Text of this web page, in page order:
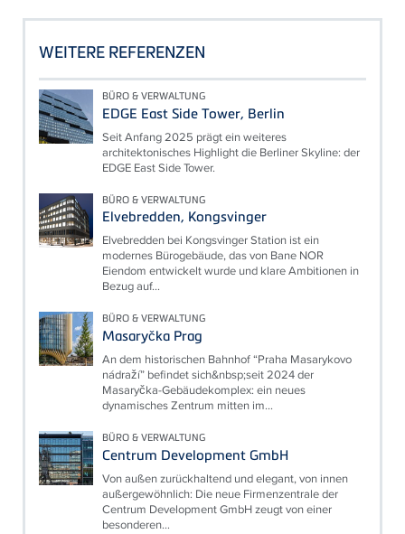
WEITERE REFERENZEN
BÜRO & VERWALTUNG
EDGE East Side Tower, Berlin
Seit Anfang 2025 prägt ein weiteres
architektonisches Highlight die Berliner Skyline: der
EDGE East Side Tower.
BÜRO & VERWALTUNG
Elvebredden, Kongsvinger
Elvebredden bei Kongsvinger Station ist ein
modernes Bürogebäude, das von Bane NOR
Eiendom entwickelt wurde und klare Ambitionen in
Bezug auf...
BÜRO & VERWALTUNG
Masaryčka Prag
An dem historischen Bahnhof “Praha Masarykovo
nádraží” befindet sich&nbsp;seit 2024 der
Masaryčka-Gebäudekomplex: ein neues
dynamisches Zentrum mitten im...
BÜRO & VERWALTUNG
Centrum Development GmbH
Von außen zurückhaltend und elegant, von innen
außergewöhnlich: Die neue Firmenzentrale der
Centrum Development GmbH zeugt von einer
besonderen...